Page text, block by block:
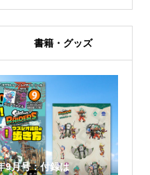
書籍・グッズ
9月号：付録は